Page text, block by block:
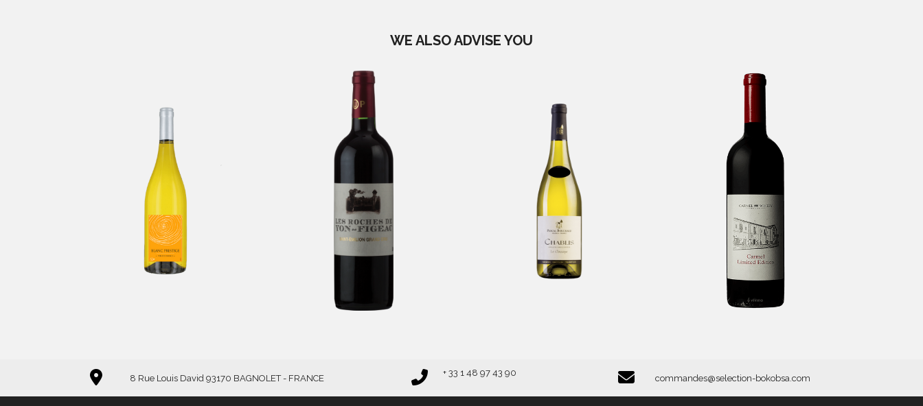
WE ALSO ADVISE YOU
Blanc Prestige
Empreinte
Vins de France
Les Roches De Yon
Bordeaux
Chablis Pascal
Bouchard
-
Bourgogne
Carmel Limited Edition
8 Rue Louis David 93170 BAGNOLET - FRANCE
+ 33 1 48 97 43 90
commandes@selection-bokobsa.com